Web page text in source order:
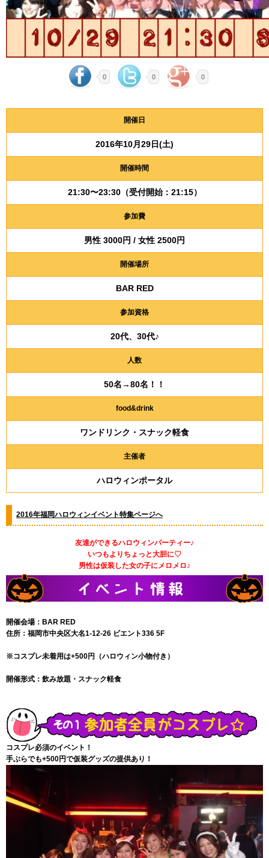
0 0 0
開催日
2016年10月29日(土)
開催時間
21:30〜23:30（受付開始：21:15）
参加費
男性 3000円 / 女性 2500円
開催場所
BAR RED
参加資格
20代、30代♪
人数
50名→80名！！
food&drink
ワンドリンク・スナック軽食
主催者
ハロウィンポータル
2016年福岡ハロウィンイベント特集ページへ
友達ができるハロウィンパーティー♪
いつもよりちょっと大胆に♡
男性は仮装した女の子にメロメロ♪
開催会場 ： BAR RED
住所：福岡市中央区大名1-12-26 ビエント336 5F
※コスプレ未着用は+500円（ハロウィン小物付き）
開催形式 ： 飲み放題・スナック軽食
コスプレ必須のイベント！
手ぶらでも+500円で仮装グッズの提供あり！